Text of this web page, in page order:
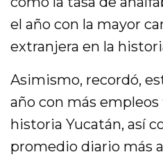
el año con la mayor
extranjera en la
Asimismo, recordó,
año con más empleos
historia Yucatán, así
promedio diario más